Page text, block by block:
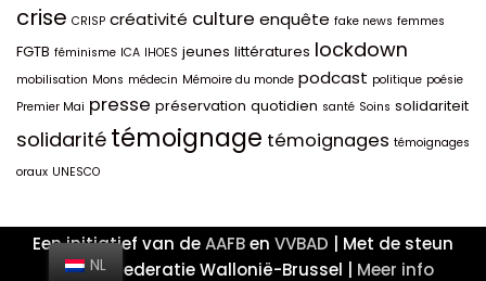
crise CRISP créativité culture enquête fake news femmes
FGTB féminisme ICA IHOES jeunes littératures lockdown
mobilisation Mons médecin Mémoire du monde podcast politique poésie
Premier Mai presse préservation quotidien santé Soins solidariteit
solidarité témoignage témoignages témoignages
oraux UNESCO
Een initiatief van deAAFBen VVBAD | Met de steun
van de Federatie Wallonië-Brussel | Meer info
NL